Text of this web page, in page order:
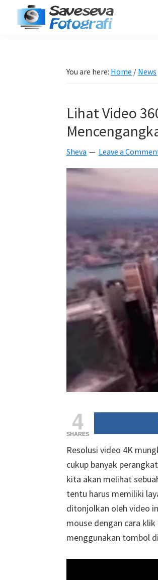
You are here: Home / News
Lihat Video
Sheva Leave a
4
SHARES
Resolusi video 4K
cukup banyak
kita akan melihat
tentu harus memiliki
ditonjolkan oleh video
mouse dengan cara
menggunakan tombol